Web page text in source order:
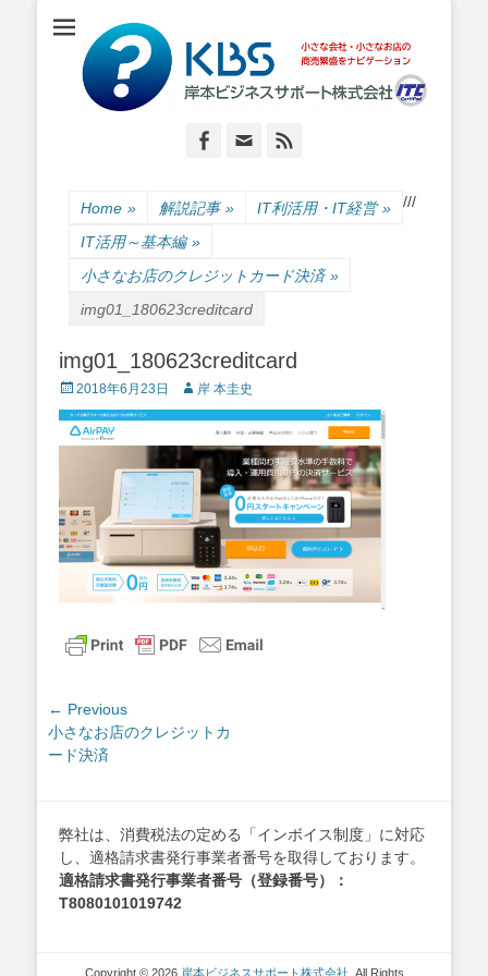
岸本ビジネスサポ
ート株式会社
小さな会社・小さなお店のIT経営をナビゲーション
Facebook
Email
Home » 解説記事 » /
IT利活用・IT経営 » /
IT活用～基本編 »
/
小さなお店のクレジットカード決済 »
img01_180623creditcard
img01_180623creditcard
Posted
on
2018年6月23日 Author
岸 本圭史
投
稿
ナ
ー
シ
ョ
← Previous
Previous
post:
小さなお店のクレジットカ
ード決済
弊社は、消費税法の定める「インボイス制度」に対応
し、適格請求書発行事業者番号を取得しております。
適格請求書発行事業者番号（登録番号）：
T8080101019742
Copyright © 2026 岸本ビジネスサポート株式会社 . All Rights